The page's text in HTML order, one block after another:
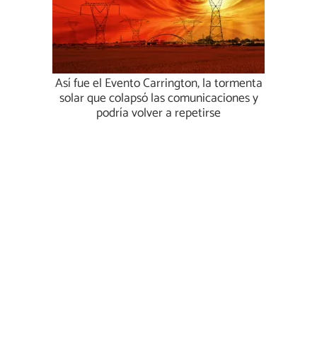
Así fue el Evento Carrington, la tormenta
solar que colapsó las comunicaciones y
podría volver a repetirse